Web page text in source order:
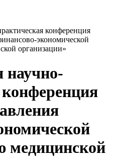
конференция
экономической
организации»
научно-
медицинской